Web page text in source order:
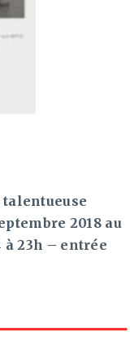
talentueuse
2018 au
à 23h – entrée